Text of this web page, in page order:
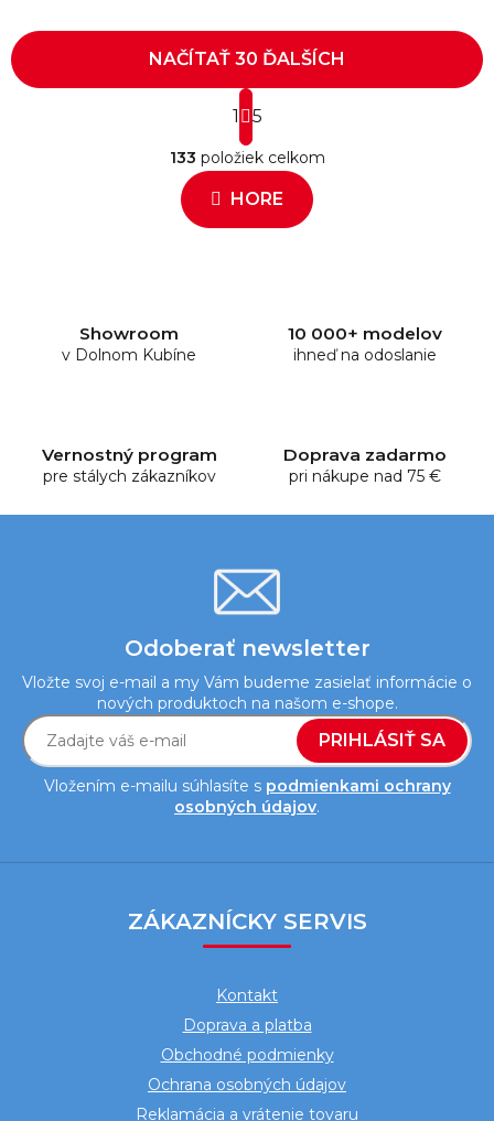
O
v
l
á
d
s
u
NAČÍTAŤ 30 ĎALŠÍCH
S
t
r
á
k
o
1 5
133 položiek celkom
HORE
Showroom
v Dolnom Kubíne
10 000+ modelov
ihneď na odoslanie
Vernostný program
pre stálych zákazníkov
Doprava zadarmo
pri nákupe nad 75 €
Odoberať newsletter
Vložte svoj e-mail a my Vám budeme zasielať informácie o
nových produktoch na našom e-shope.
Vložením e-mailu súhlasíte s podmienkami ochrany
osobných údajov.
PRIHLÁSIŤ SA
ZÁKAZNÍCKY SERVIS
Kontakt
Doprava a platba
Obchodné podmienky
Ochrana osobných údajov
Reklamácia a vrátenie tovaru